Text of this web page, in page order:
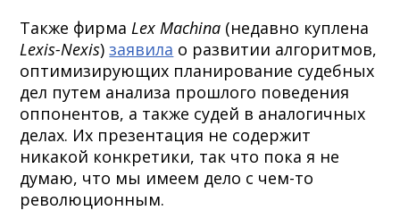
Также фирма Lex Machina (недавно куплена
Lexis-Nexis)заявила о развитии алгоритмов,
оптимизирующих планирование судебных
дел путем анализа прошлого поведения
оппонентов, а также судей в аналогичных
делах. Их презентация не содержит
никакой конкретики, так что пока я не
думаю, что мы имеем дело с чем-то
революционным.